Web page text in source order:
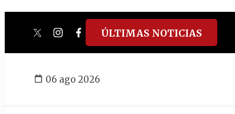
twitterinstagram
facebook
tiktokyoutube
spotify
ÚLTIMAS NOTICIAS
06 ago 2026